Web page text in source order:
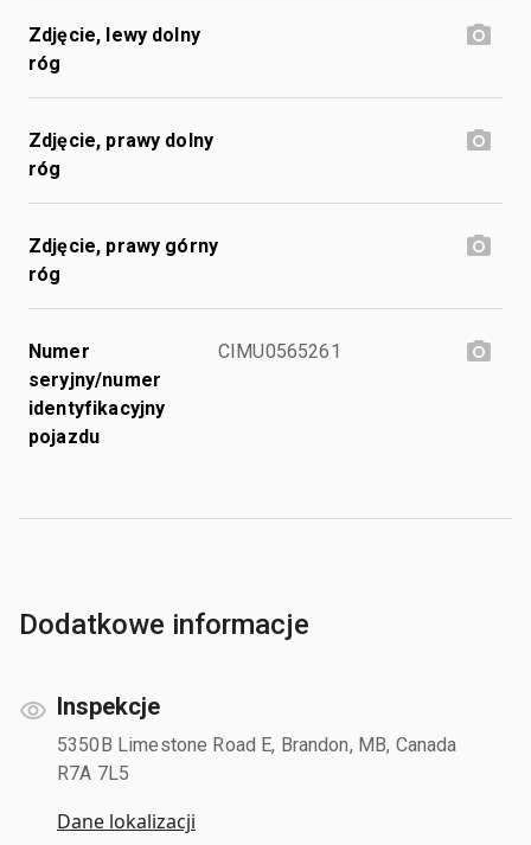
Zdjęcie, lewy dolny
róg
Zdjęcie, prawy dolny
róg
Zdjęcie, prawy górny
róg
Numer
seryjny/numer
identyfikacyjny
pojazdu
CIMU0565261
Dodatkowe informacje
Inspekcje
5350B Limestone Road E, Brandon, MB, Canada
R7A 7L5
Dane lokalizacji